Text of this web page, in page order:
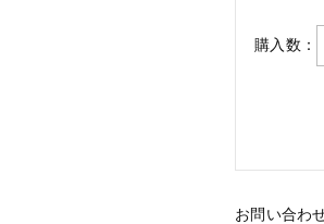
購入数：
お問い合わ